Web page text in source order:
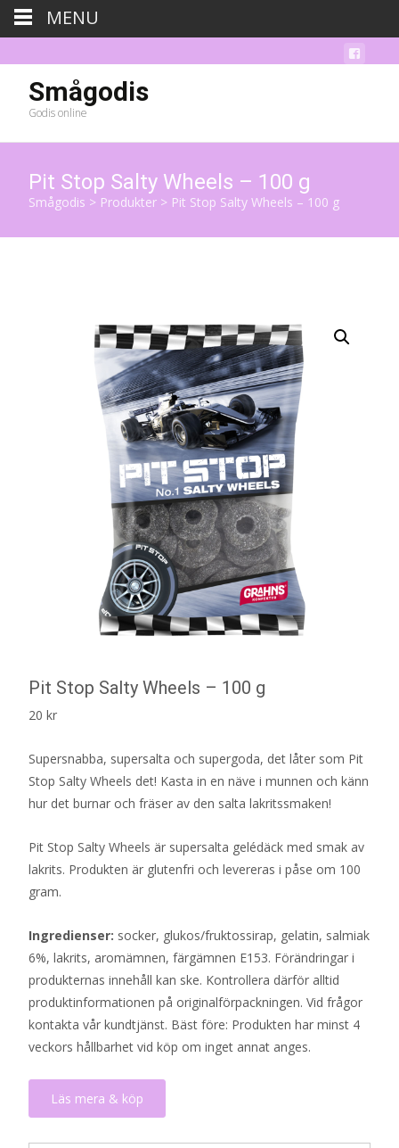
Smågodis
Godis online
Pit Stop Salty Wheels – 100 g
Smågodis > Produkter > Pit Stop Salty Wheels – 100 g
Pit Stop Salty Wheels – 100 g
20 kr
Supersnabba, supersalta och supergoda, det låter som Pit
Stop Salty Wheels det! Kasta in en näve i munnen och känn
hur det burnar och fräser av den salta lakritssmaken!
Pit Stop Salty Wheels är supersalta gelédäck med smak av
lakrits. Produkten är glutenfri och levereras i påse om 100
gram.
Ingredienser: socker, glukos/fruktossirap, gelatin, salmiak
6%, lakrits, aromämnen, färgämnen E153. Förändringar i
produkternas innehåll kan ske. Kontrollera därför alltid
produktinformationen på originalförpackningen. Vid frågor
kontakta vår kundtjänst. Bäst före: Produkten har minst 4
veckors hållbarhet vid köp om inget annat anges.
Läs mera & köp
MENU